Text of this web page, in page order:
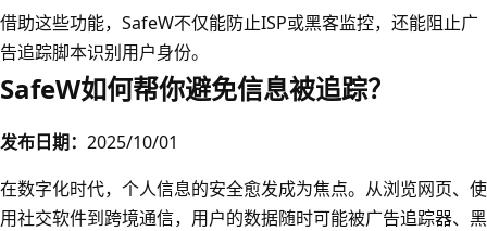
借助这些功能，SafeW不仅能防止ISP或黑客监控，还能阻止广
告追踪脚本识别用户身份。
SafeW如何帮你避免信息被追踪？
发布日期： 2025/10/01
在数字化时代，个人信息的安全愈发成为焦点。从浏览网页、使
用社交软件到跨境通信，用户的数据随时可能被广告追踪器、黑